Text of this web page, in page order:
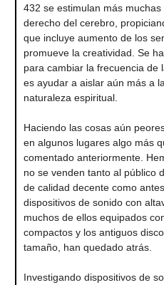
432 se estimulan más
derecho del cerebro,
que incluye aumento de los
promueve la creatividad. Se
para cambiar la frecuencia de
es ayudar a aislar aún más a
naturaleza espiritual.
Haciendo las cosas aún
en algunos lugares algo más
comentado anteriormente.
no se venden tanto al público
de calidad decente como
dispositivos de sonido con
muchos de ellos equipados
compactos y los antiguos
tamaño, han quedado atrás.
Investigando dispositivos de